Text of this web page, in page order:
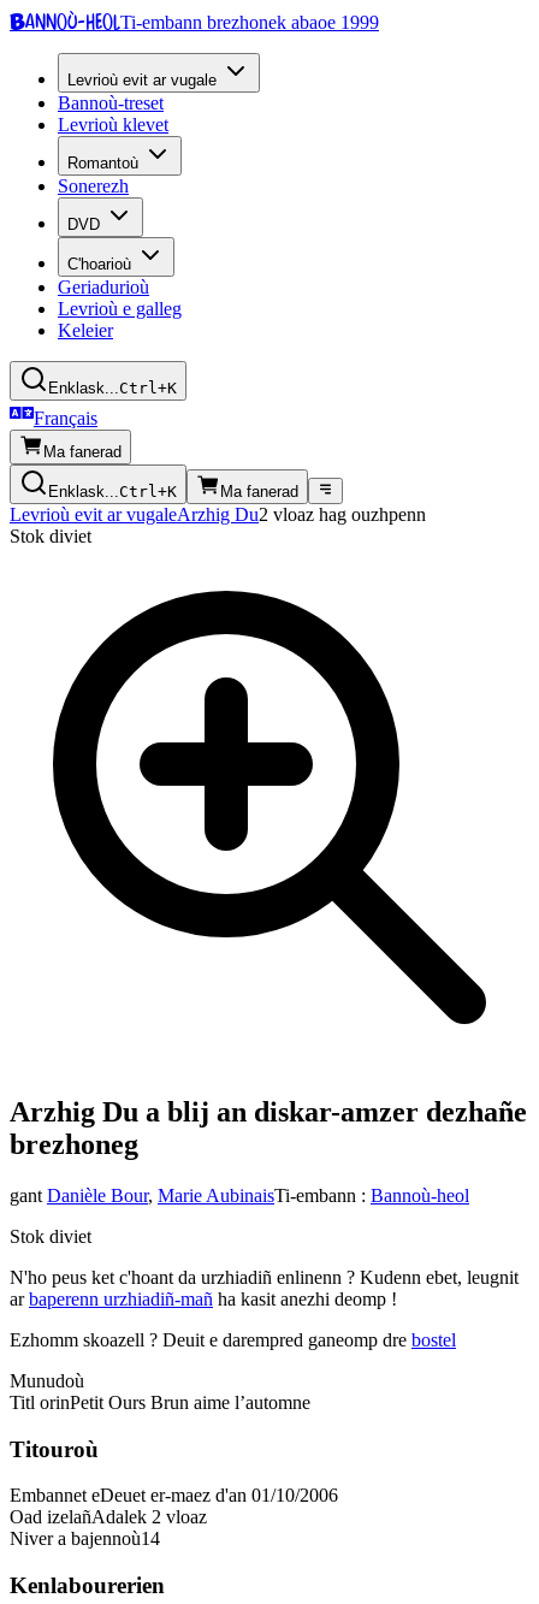
Bannoù-heolTi-embann brezhonek abaoe 1999
Levrioù evit ar vugale
Bannoù-treset
Levrioù klevet
Romantoù
Sonerezh
DVD
C'hoarioù
Geriadurioù
Levrioù e galleg
Keleier
Enklask...Ctrl+K
Français
Ma fanerad
Enklask...Ctrl+K Ma fanerad
Levrioù evit ar vugaleArzhig Du2 vloaz hag ouzhpenn
Stok diviet
Arzhig Du a blij an diskar-amzer dezhañe
brezhoneg
gant Danièle Bour, Marie AubinaisTi-embann : Bannoù-heol
Stok diviet
N'ho peus ket c'hoant da urzhiadiñ enlinenn ? Kudenn ebet, leugnit
arbaperenn urzhiadiñ-mañ ha kasit anezhi deomp !
Ezhomm skoazell ? Deuit e darempred ganeomp dre bostel
Munudoù
Titl orinPetit Ours Brun aime l’automne
Titouroù
Embannet eDeuet er-maez d'an 01/10/2006
Oad izelañAdalek 2 vloaz
Niver a bajennoù14
Kenlabourerien